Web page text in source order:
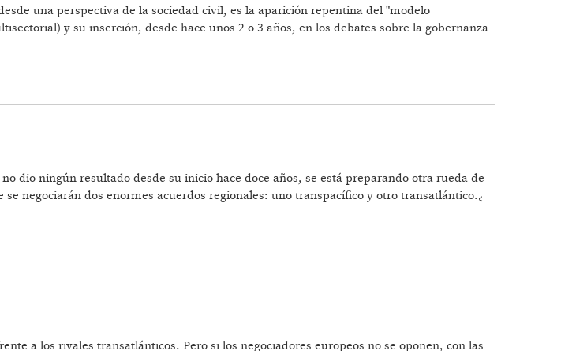
una perspectiva de la sociedad civil, es la aparición repentina del "modelo
y su inserción, desde hace unos 2 o 3 años, en los debates sobre la gobernanza
dio ningún resultado desde su inicio hace doce años, se está preparando otra rueda de
negociarán dos enormes acuerdos regionales: uno transpacífico y otro transatlántico.¿
a los rivales transatlánticos. Pero si los negociadores europeos no se oponen, con las